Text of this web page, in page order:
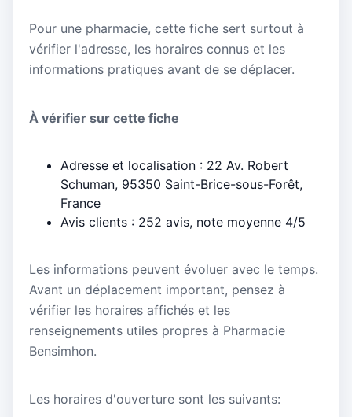
Pour une pharmacie, cette fiche sert surtout à
vérifier l'adresse, les horaires connus et les
informations pratiques avant de se déplacer.
À vérifier sur cette fiche
Adresse et localisation : 22 Av. Robert
Schuman, 95350 Saint-Brice-sous-Forêt,
France
Avis clients : 252 avis, note moyenne 4/5
Les informations peuvent évoluer avec le temps.
Avant un déplacement important, pensez à
vérifier les horaires affichés et les
renseignements utiles propres à Pharmacie
Bensimhon.
Les horaires d'ouverture sont les suivants: